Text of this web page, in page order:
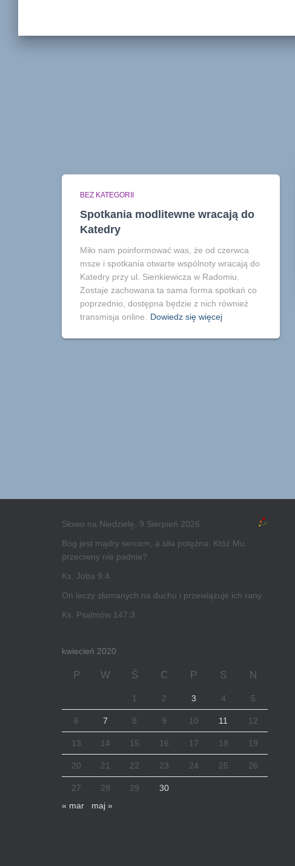
BEZ KATEGORII
Spotkania modlitewne wracają do
Katedry
Miło nam poinformować was, że od czerwca
msze i spotkania otwarte wspólnoty wracają do
Katedry przy ul. Sienkiewicza w Radomiu.
Zostaje zachowana ta sama forma spotkań co
poprzednio, dostępna będzie z nich również
transmisja online.
Dowiedz się więcej
Słowo na Niedzielę, 9 Sierpień 2026
Bóg jest mądry sercem, a siła potężna. Któż Mu
przeciwny nie padnie?
Ks. Joba 9:4
On leczy złamanych na duchu i przewiązuje ich rany.
Ks. Psalmów 147:3
kwiecień 2020
P W Ś C P S N
1 2 3 4 5
6 7 8 9 10 11 12
13 14 15 16 17 18 19
20 21 22 23 24 25 26
27 28 29
30
« mar
maj »